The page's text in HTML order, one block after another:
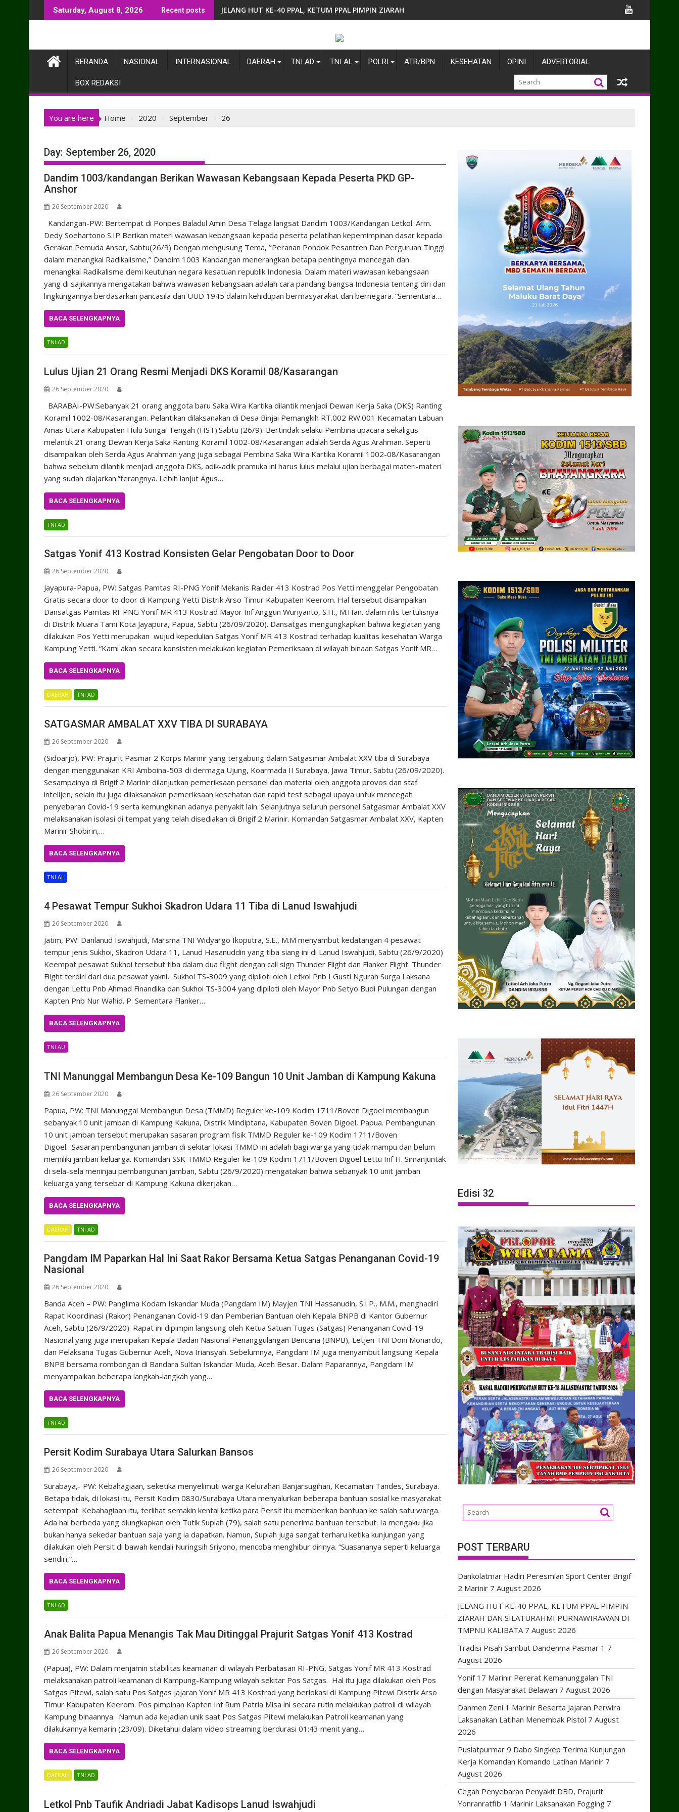
to
Saturday, August 8, 2026 Recent posts JELANG HUT KE-40 PPAL, KETUM PPAL PIMPIN ZIARAH DAN SILATURAHMI PURNAWIRAWAN DI TMPNU KALIBATA
BERANDA NASIONAL INTERNASIONAL DAERAH TNI AD TNI AL POLRI ATR/BPN KESEHATAN OPINI ADVERTORIAL
BOX REDAKSI
You are here Home 2020 September 26
Day: September 26, 2020
Dandim 1003/kandangan Berikan Wawasan Kebangsaan Kepada Peserta PKD GP-
Anshor
26 September 2020
Kandangan-PW: Bertempat di Ponpes Baladul Amin Desa Telaga langsat Dandim 1003/Kandangan Letkol. Arm.
Dedy Soehartono S.IP Berikan materi wawasan kebangsaan kepada peserta pelatihan kepemimpinan dasar kepada
Gerakan Pemuda Ansor, Sabtu(26/9) Dengan mengusung Tema, ’’Peranan Pondok Pesantren Dan Perguruan Tinggi
dalam menangkal Radikalisme,’’ Dandim 1003 Kandangan menerangkan betapa pentingnya mencegah dan
menangkal Radikalisme demi keutuhan negara kesatuan republik Indonesia. Dalam materi wawasan kebangsaan
yang di sajikannya mengatakan bahwa wawasan kebangsaan adalah cara pandang bangsa Indonesia tentang diri dan
lingkungannya berdasarkan pancasila dan UUD 1945 dalam kehidupan bermasyarakat dan bernegara. “Sementara…
BACA SELENGKAPNYA
TNI AD
Lulus Ujian 21 Orang Resmi Menjadi DKS Koramil 08/Kasarangan
26 September 2020
BARABAI-PW:Sebanyak 21 orang anggota baru Saka Wira Kartika dilantik menjadi Dewan Kerja Saka (DKS) Ranting
Koramil 1002-08/Kasarangan. Pelantikan dilaksanakan di Desa Binjai Pemangkih RT.002 RW.001 Kecamatan Labuan
Amas Utara Kabupaten Hulu Sungai Tengah (HST).Sabtu (26/9). Bertindak selaku Pembina upacara sekaligus
melantik 21 orang Dewan Kerja Saka Ranting Koramil 1002-08/Kasarangan adalah Serda Agus Arahman. Seperti
disampaikan oleh Serda Agus Arahman yang juga sebagai Pembina Saka Wira Kartika Koramil 1002-08/Kasarangan
bahwa sebelum dilantik menjadi anggota DKS, adik-adik pramuka ini harus lulus melalui ujian berbagai materi-materi
yang sudah diajarkan.”terangnya. Lebih lanjut Agus…
BACA SELENGKAPNYA
TNI AD
Satgas Yonif 413 Kostrad Konsisten Gelar Pengobatan Door to Door
26 September 2020
Jayapura-Papua, PW: Satgas Pamtas RI-PNG Yonif Mekanis Raider 413 Kostrad Pos Yetti menggelar Pengobatan
Gratis secara door to door di Kampung Yetti Distrik Arso Timur Kabupaten Keerom. Hal tersebut disampaikan
Dansatgas Pamtas RI-PNG Yonif MR 413 Kostrad Mayor Inf Anggun Wuriyanto, S.H., M.Han. dalam rilis tertulisnya
di Distrik Muara Tami Kota Jayapura, Papua, Sabtu (26/09/2020). Dansatgas mengungkapkan bahwa kegiatan yang
dilakukan Pos Yetti merupakan wujud kepedulian Satgas Yonif MR 413 Kostrad terhadap kualitas kesehatan Warga
Kampung Yetti. “Kami akan secara konsisten melakukan kegiatan Pemeriksaan di wilayah binaan Satgas Yonif MR…
BACA SELENGKAPNYA
DAERAH TNI AD
SATGASMAR AMBALAT XXV TIBA DI SURABAYA
26 September 2020
(Sidoarjo), PW: Prajurit Pasmar 2 Korps Marinir yang tergabung dalam Satgasmar Ambalat XXV tiba di Surabaya
dengan menggunakan KRI Amboina-503 di dermaga Ujung, Koarmada II Surabaya, Jawa Timur. Sabtu (26/09/2020).
Sesampainya di Brigif 2 Marinir dilanjutkan pemeriksaan personel dan material oleh anggota provos dan staf
intelijen, selain itu juga dilaksanakan pemeriksaan kesehatan dan rapid test sebagai upaya untuk mencegah
penyebaran Covid-19 serta kemungkinan adanya penyakit lain. Selanjutnya seluruh personel Satgasmar Ambalat XXV
melaksanakan isolasi di tempat yang telah disediakan di Brigif 2 Marinir. Komandan Satgasmar Ambalat XXV, Kapten
Marinir Shobirin,…
BACA SELENGKAPNYA
TNI AL
4 Pesawat Tempur Sukhoi Skadron Udara 11 Tiba di Lanud Iswahjudi
26 September 2020
Jatim, PW: Danlanud Iswahjudi, Marsma TNI Widyargo Ikoputra, S.E., M.M menyambut kedatangan 4 pesawat
tempur jenis Sukhoi, Skadron Udara 11, Lanud Hasanuddin yang tiba siang ini di Lanud Iswahjudi, Sabtu (26/9/2020)
Keempat pesawat Sukhoi tersebut tiba dalam dua flight dengan call sign Thunder Flight dan Flanker Flight. Thunder
Flight terdiri dari dua pesawat yakni, Sukhoi TS-3009 yang dipiloti oleh Letkol Pnb I Gusti Ngurah Surga Laksana
dengan Lettu Pnb Ahmad Finandika dan Sukhoi TS-3004 yang dipiloti oleh Mayor Pnb Setyo Budi Pulungan dengan
Kapten Pnb Nur Wahid. P. Sementara Flanker…
BACA SELENGKAPNYA
TNI AU
TNI Manunggal Membangun Desa Ke-109 Bangun 10 Unit Jamban di Kampung Kakuna
26 September 2020
Papua, PW: TNI Manunggal Membangun Desa (TMMD) Reguler ke-109 Kodim 1711/Boven Digoel membangun
sebanyak 10 unit jamban di Kampung Kakuna, Distrik Mindiptana, Kabupaten Boven Digoel, Papua. Pembangunan
10 unit jamban tersebut merupakan sasaran program fisik TMMD Reguler ke-109 Kodim 1711/Boven
Digoel. Sasaran pembangunan jamban di sekitar lokasi TMMD ini adalah bagi warga yang tidak mampu dan belum
memiliki jamban keluarga. Komandan SSK TMMD Reguler ke-109 Kodim 1711/Boven Digoel Lettu Inf H. Simanjuntak
di sela-sela meninjau pembangunan jamban, Sabtu (26/9/2020) mengatakan bahwa sebanyak 10 unit jamban
keluarga yang tersebar di Kampung Kakuna dikerjakan…
BACA SELENGKAPNYA
DAERAH TNI AD
Pangdam IM Paparkan Hal Ini Saat Rakor Bersama Ketua Satgas Penanganan Covid-19
Nasional
26 September 2020
Banda Aceh – PW: Panglima Kodam Iskandar Muda (Pangdam IM) Mayjen TNI Hassanudin, S.I.P., M.M., menghadiri
Rapat Koordinasi (Rakor) Penanganan Covid-19 dan Pemberian Bantuan oleh Kepala BNPB di Kantor Gubernur
Aceh, Sabtu (26/9/2020). Rapat ini dipimpin langsung oleh Ketua Satuan Tugas (Satgas) Penanganan Covid-19
Nasional yang juga merupakan Kepala Badan Nasional Penanggulangan Bencana (BNPB), Letjen TNI Doni Monardo,
dan Pelaksana Tugas Gubernur Aceh, Nova Iriansyah. Sebelumnya, Pangdam IM juga menyambut langsung Kepala
BNPB bersama rombongan di Bandara Sultan Iskandar Muda, Aceh Besar. Dalam Paparannya, Pangdam IM
menyampaikan beberapa langkah-langkah yang…
BACA SELENGKAPNYA
TNI AD
Persit Kodim Surabaya Utara Salurkan Bansos
26 September 2020
Surabaya,- PW: Kebahagiaan, seketika menyelimuti warga Kelurahan Banjarsugihan, Kecamatan Tandes, Surabaya.
Betapa tidak, di lokasi itu, Persit Kodim 0830/Surabaya Utara menyalurkan beberapa bantuan sosial ke masyarakat
setempat. Kebahagiaan itu, terlihat semakin kental ketika para Persit itu memberikan bantuan ke salah satu warga.
Ada hal berbeda yang diungkapkan oleh Tutik Supiah (79), salah satu penerima bantuan tersebut. Ia mengaku jika
bukan hanya sekedar bantuan saja yang ia dapatkan. Namun, Supiah juga sangat terharu ketika kunjungan yang
dilakukan oleh Persit di bawah kendali Nuringsih Sriyono, mencoba menghibur dirinya. “Suasananya seperti keluarga
sendiri,”…
BACA SELENGKAPNYA
TNI AD
Anak Balita Papua Menangis Tak Mau Ditinggal Prajurit Satgas Yonif 413 Kostrad
26 September 2020
(Papua), PW: Dalam menjamin stabilitas keamanan di wilayah Perbatasan RI-PNG, Satgas Yonif MR 413 Kostrad
melaksanakan patroli keamanan di Kampung-Kampung wilayah sekitar Pos Satgas. Hal itu juga dilakukan oleh Pos
Satgas Pitewi, salah satu Pos Satgas jajaran Yonif MR 413 Kostrad yang berlokasi di Kampung Pitewi Distrik Arso
Timur Kabupaten Keerom. Pos pimpinan Kapten Inf Rum Patria Misa ini secara rutin melakukan patroli di wilayah
Kampung binaannya. Namun ada kejadian unik saat Pos Satgas Pitewi melakukan Patroli keamanan yang
dilakukannya kemarin (23/09). Diketahui dalam video streaming berdurasi 01:43 menit yang…
BACA SELENGKAPNYA
DAERAH TNI AD
Letkol Pnb Taufik Andriadi Jabat Kadisops Lanud Iswahjudi
Edisi 32
POST TERBARU
Dankolatmar Hadiri Peresmian Sport Center Brigif
2 Marinir 7 August 2026
JELANG HUT KE-40 PPAL, KETUM PPAL PIMPIN
ZIARAH DAN SILATURAHMI PURNAWIRAWAN DI
TMPNU KALIBATA 7 August 2026
Tradisi Pisah Sambut Dandenma Pasmar 1 7
August 2026
Yonif 17 Marinir Pererat Kemanunggalan TNI
dengan Masyarakat Belawan 7 August 2026
Danmen Zeni 1 Marinir Beserta Jajaran Perwira
Laksanakan Latihan Menembak Pistol 7 August
2026
Puslatpurmar 9 Dabo Singkep Terima Kunjungan
Kerja Komandan Komando Latihan Marinir 7
August 2026
Cegah Penyebaran Penyakit DBD, Prajurit
Yonranratfib 1 Marinir Laksanakan Fogging 7